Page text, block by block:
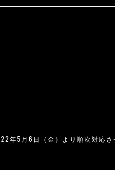
年5月6日（金）より順次対応さ